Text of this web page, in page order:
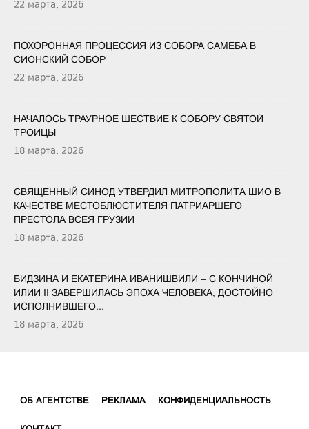
22 марта, 2026
ПОХОРОННАЯ ПРОЦЕССИЯ ИЗ СОБОРА САМЕБА В
СИОНСКИЙ СОБОР
22 марта, 2026
НАЧАЛОСЬ ТРАУРНОЕ ШЕСТВИЕ К СОБОРУ СВЯТОЙ
ТРОИЦЫ
18 марта, 2026
СВЯЩЕННЫЙ СИНОД УТВЕРДИЛ МИТРОПОЛИТА ШИО В
КАЧЕСТВЕ МЕСТОБЛЮСТИТЕЛЯ ПАТРИАРШЕГО
ПРЕСТОЛА ВСЕЯ ГРУЗИИ
18 марта, 2026
БИДЗИНА И ЕКАТЕРИНА ИВАНИШВИЛИ – С КОНЧИНОЙ
ИЛИИ II ЗАВЕРШИЛАСЬ ЭПОХА ЧЕЛОВЕКА, ДОСТОЙНО
ИСПОЛНИВШЕГО...
18 марта, 2026
ОБ АГЕНТСТВЕ РЕКЛАМА КОНФИДЕНЦИАЛЬНОСТЬ